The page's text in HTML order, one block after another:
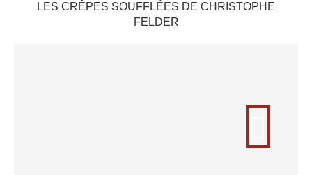
LES CRÊPES SOUFFLÉES DE CHRISTOPHE
FELDER